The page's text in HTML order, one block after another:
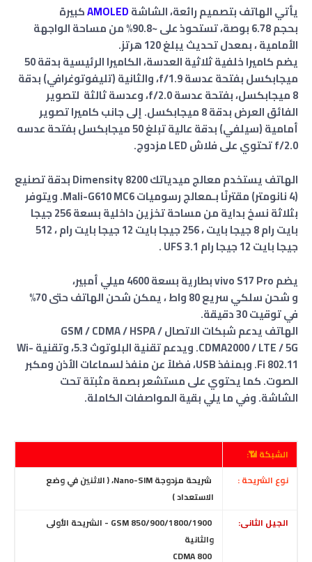
يأتي الهاتف بتصميم رائعة،الشاشةAMOLEDكبيرة
بحجم 6.78 بوصة، تستحوذ على ~90.8% من مساحة الواجهة
الأمامية ، بمعدل تحديث يبلغ 120 هرتز.
يضم كاميرا خلفية ثلاثية العدسة، الكاميرا الرئيسية بدقة 50
ميجابكسل بفتحة عدسة f/1.9
، والثانية(تليفوتوغرافي)بدقة
8 ميجابكسل، بفتحة عدسة f/2.0، وعدسة ثالثة
لتصوير
الفائق العرضبدقة 8 ميجابكسل .إلى جانب كاميرا تصوير
أمامية (سيلفي) بدقة عالية تبلغ 50 ميجابكسل
بفتحة عدسه
f/2.0 تحتوي على فلاش LED مزدوج.
الهاتف يستخدم معالج ميدياتك Dimensity 8200 بدقة تصنيع
(4 نانومتر) مقترنًا بـمعالج رسوميات
Mali-G610 MC6. ويتوفر
بثلاثة نسخ بداية من مساحة تخزين داخلية بسعة 256 جيجا
بايت رام 8 جيجا بايت ، 256 جيجا بايت 12 جيجا بايت رام ، 512
جيجا بايت 12 جيجا رام UFS 3.1 .
يضم vivo S17 Pro بطارية بسعة 4600 ميلي أمبير،
و شحن سلكي سريع 80 واط
، يمكن شحن الهاتف حتى 70%
في توقيت 30 دقيقة.
الهاتف يدعم شبكات الاتصالGSM / CDMA / HSPA /
CDMA2000 / LTE / 5G
. ويدعم تقنية البلوتوث 5.3، وتقنية Wi-
Fi 802.11. وبمنفذ USB، فضلاً عن منفذ لسماعات الأذن ومكبر
الصوت. كما يحتوي على مستشعر بصمة مثبتة تحت
الشاشة. وفي ما يلي بقية المواصفات الكاملة.
الشبكة 📶:
نوع الشريحة :
شريحة مزدوجة Nano-SIM، ( الاثنين في وضع
الاستعداد )
الجيل الثانى:
GSM 850/900/1800/1900 - الشريحة الأولى
والثانية